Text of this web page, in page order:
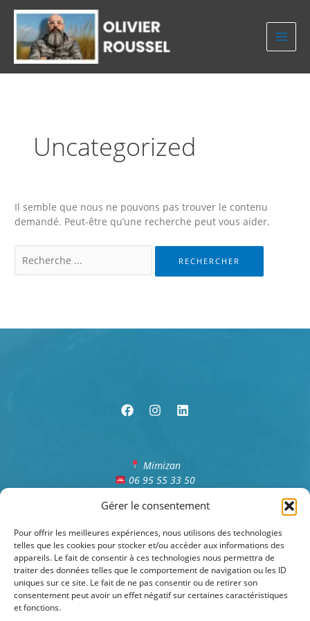
Gérer le consentement
Pour offrir les meilleures expériences, nous utilisons des technologies
telles que les cookies pour stocker et/ou accéder aux informations des
appareils. Le fait de consentir à ces technologies nous permettra de
traiter des données telles que le comportement de navigation ou les ID
uniques sur ce site. Le fait de ne pas consentir ou de retirer son
consentement peut avoir un effet négatif sur certaines caractéristiques
et fonctions.
Aller
contenu
Uncategorized
Il semble que nous ne pouvons pas trouver le contenu
demandé. Peut-être qu’une recherche peut vous aider.
Mimizan
06 95 55 33 50
Du lundi au samedi – 9h/19h
Mentions légales